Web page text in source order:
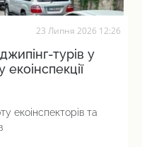
23 Липня 2026 12:26
турів у
екоінспекторів та